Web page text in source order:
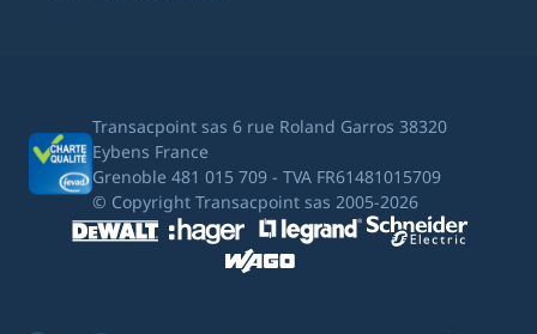
Transacpoint sas 6 rue Roland Garros 38320
Eybens France
Grenoble 481 015 709 - TVA FR61481015709
© Copyright Transacpoint sas 2005-2026